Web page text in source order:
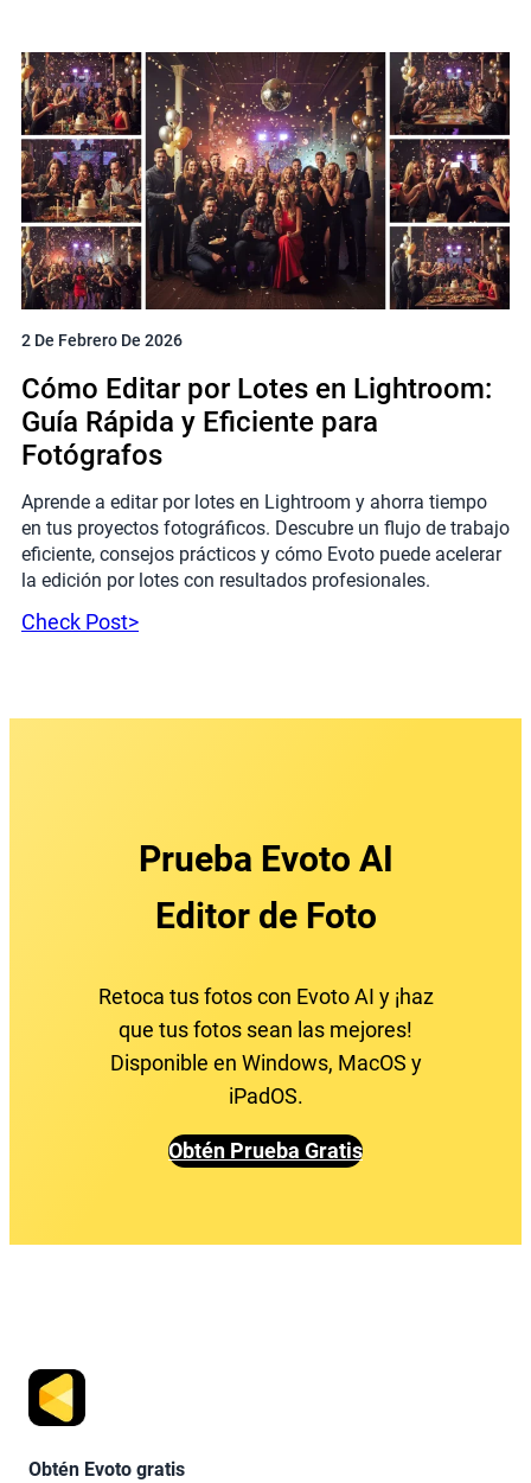
2 De Febrero De 2026
Cómo Editar por Lotes en Lightroom:
Guía Rápida y Eficiente para
Fotógrafos
Aprende a editar por lotes en Lightroom y ahorra tiempo
en tus proyectos fotográficos. Descubre un flujo de trabajo
eficiente, consejos prácticos y cómo Evoto puede acelerar
la edición por lotes con resultados profesionales.
Check Post>
Prueba Evoto AI
Editor de Foto
Retoca tus fotos con Evoto AI y ¡haz
que tus fotos sean las mejores!
Disponible en Windows, MacOS y
iPadOS.
Obtén Prueba Gratis
Obtén Evoto gratis